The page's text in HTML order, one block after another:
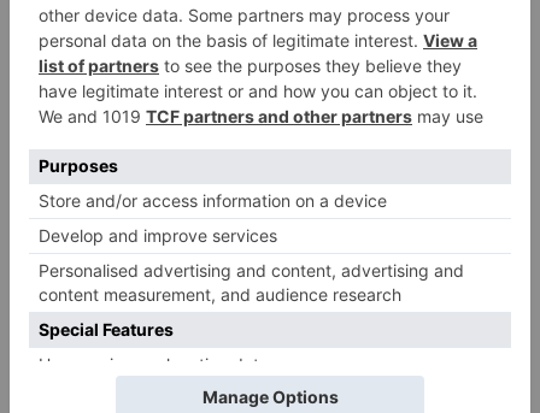
absolutas requerirán invitación expresa del
Instituto provincial para el Deporte y la
Juventud (IDJ) de la Diputación de Burgos, por
Atapuerca deberán solicitarlo por correo
electrónico a la dirección
crossatapuerca@diputaciondeburgos.es
indicando en el asunto 'Solicitud de Inscripción'.
irlanda preparará xiv
cross